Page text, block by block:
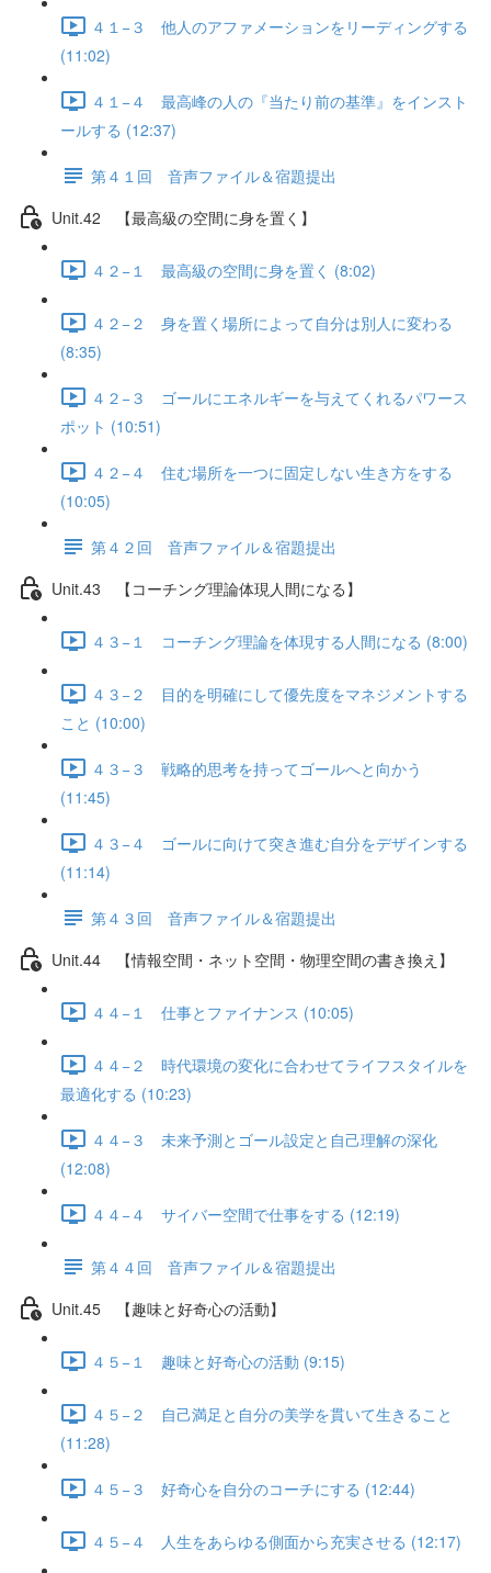
４１−３ 他人のアファメーションをリーディングする
(11:02)
４１−４ 最高峰の人の『当たり前の基準』をインスト
ールする (12:37)
第４１回 音声ファイル＆宿題提出
Unit.42 【最高級の空間に身を置く】
４２−１ 最高級の空間に身を置く (8:02)
４２−２ 身を置く場所によって自分は別人に変わる
(8:35)
４２−３ ゴールにエネルギーを与えてくれるパワース
ポット (10:51)
４２−４ 住む場所を一つに固定しない生き方をする
(10:05)
第４２回 音声ファイル＆宿題提出
Unit.43 【コーチング理論体現人間になる】
４３−１ コーチング理論を体現する人間になる (8:00)
４３−２ 目的を明確にして優先度をマネジメントする
こと (10:00)
４３−３ 戦略的思考を持ってゴールへと向かう
(11:45)
４３−４ ゴールに向けて突き進む自分をデザインする
(11:14)
第４３回 音声ファイル＆宿題提出
Unit.44 【情報空間・ネット空間・物理空間の書き換え】
４４−１ 仕事とファイナンス (10:05)
４４−２ 時代環境の変化に合わせてライフスタイルを
最適化する (10:23)
４４−３ 未来予測とゴール設定と自己理解の深化
(12:08)
４４−４ サイバー空間で仕事をする (12:19)
第４４回 音声ファイル＆宿題提出
Unit.45 【趣味と好奇心の活動】
４５−１ 趣味と好奇心の活動 (9:15)
４５−２ 自己満足と自分の美学を貫いて生きること
(11:28)
４５−３ 好奇心を自分のコーチにする (12:44)
４５−４ 人生をあらゆる側面から充実させる (12:17)